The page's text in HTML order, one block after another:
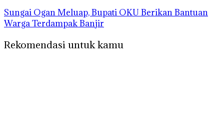
Sungai Ogan Meluap, Bupati OKU Berikan Bantuan
Warga Terdampak Banjir
Rekomendasi untuk kamu